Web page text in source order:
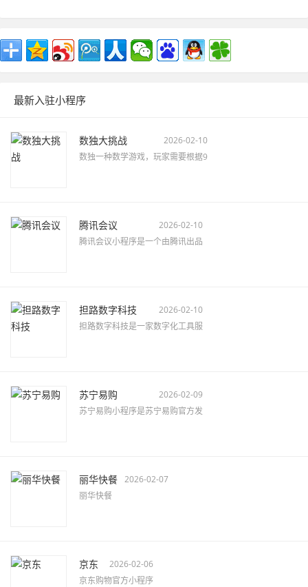
最新入驻小程序
数独大挑战
2026-02-10
数独一种数学游戏，玩家需要根据9
腾讯会议
2026-02-10
腾讯会议小程序是一个由腾讯出品
担路数字科技
2026-02-10
担路数字科技是一家数字化工具服
苏宁易购
2026-02-09
苏宁易购小程序是苏宁易购官方发
丽华快餐 2026-02-07
丽华快餐
京东
2026-02-06
京东购物官方小程序